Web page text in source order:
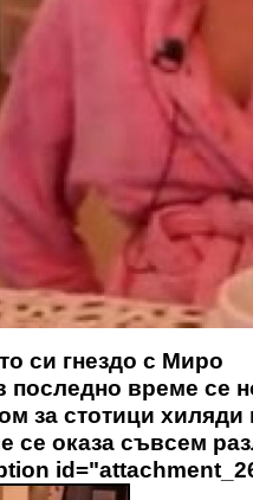
си гнездо с Миро
последно време се
за стотици
се оказа съвсем